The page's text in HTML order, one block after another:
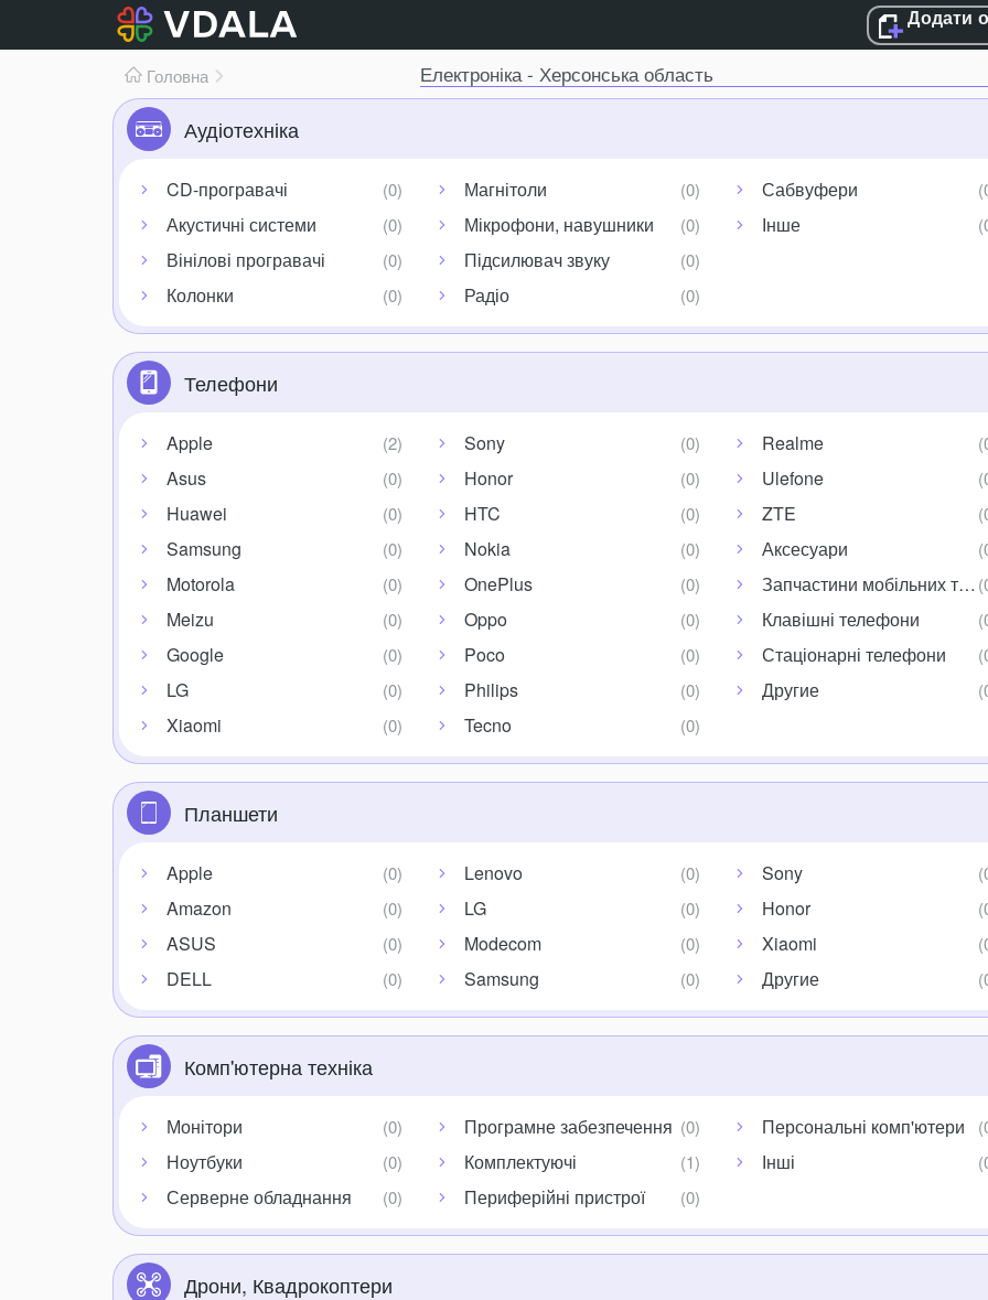
Додати
Головна Електроніка - Херсонська область
Аудіотехніка
CD-програвачі
Акустичні системи
Вінілові програвачі
Колонки
Магнітоли
Мікрофони, навушники
Підсилювач звуку
Радіо
Сабвуфери
Інше
Телефони
Apple
Asus
Huawei
Samsung
Motorola
Meizu
Google
LG
Xiaomi
Sony
Honor
HTC
Nokia
OnePlus
Oppo
Poco
Philips
Tecno
Realme
Ulefone
ZTE
Аксесуари
Запчастини мобільних
Клавішні телефони
Стаціонарні телефони
Другие
Планшети
Apple
Amazon
ASUS
DELL
Lenovo
LG
Modecom
Samsung
Sony
Honor
Xiaomi
Другие
Комп'ютерна техніка
Монітори
Ноутбуки
Серверне обладнання
Програмне забезпечення
Комплектуючі
Периферійні пристрої
Персональні комп'ютери
Інші
Дрони, Квадрокоптери